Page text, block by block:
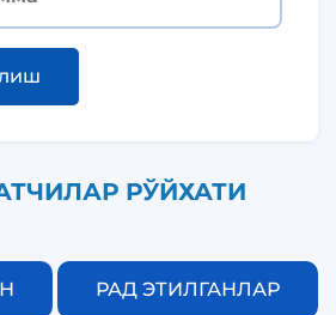
РЎЙХАТИ
РАД ЭТИЛГАНЛАР